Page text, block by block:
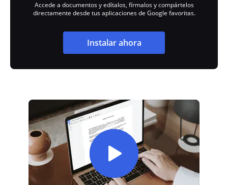
Accede a documentos y edítalos, fírmalos y compártelos
directamente desde tus aplicaciones de Google favoritas.
Instalar ahora